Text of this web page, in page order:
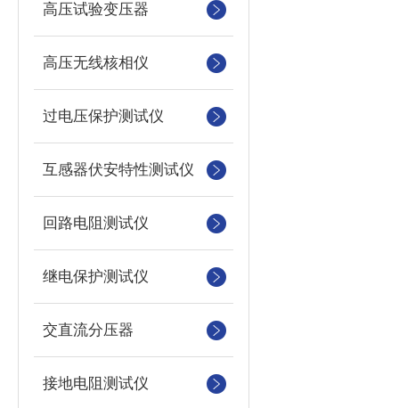
高压试验变压器
高压无线核相仪
过电压保护测试仪
互感器伏安特性测试仪
回路电阻测试仪
继电保护测试仪
交直流分压器
接地电阻测试仪